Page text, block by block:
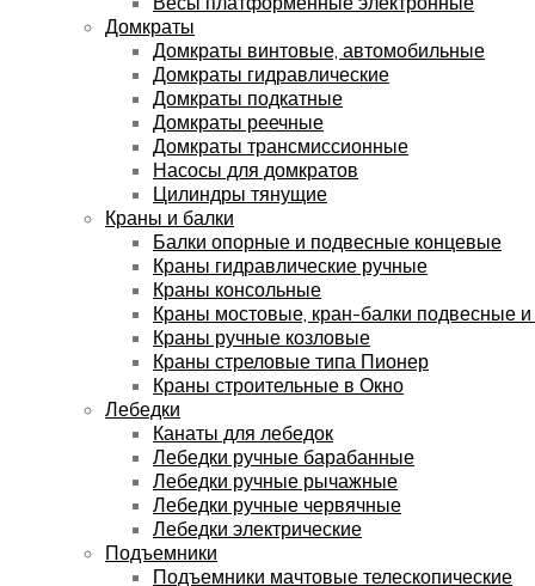
Домкраты
Домкраты винтовые, автомобильные
Домкраты гидравлические
Домкраты подкатные
Домкраты реечные
Домкраты трансмиссионные
Насосы для домкратов
Цилиндры тянущие
Краны и балки
Балки опорные и подвесные концевые
Краны гидравлические ручные
Краны консольные
Краны мостовые, кран-балки подвесные
Краны ручные козловые
Краны стреловые типа Пионер
Краны строительные в Окно
Лебедки
Канаты для лебедок
Лебедки ручные барабанные
Лебедки ручные рычажные
Лебедки ручные червячные
Лебедки электрические
Подъемники
Подъемники мачтовые телескопические